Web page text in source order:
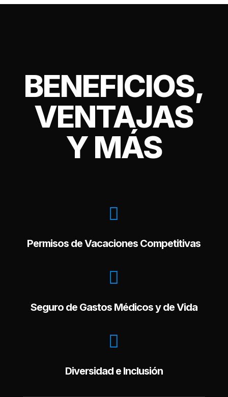
BENEFICIOS,
VENTAJAS
Y MÁS

Permisos de Vacaciones Competitivas

Seguro de Gastos Médicos y de Vida

Diversidad e Inclusión